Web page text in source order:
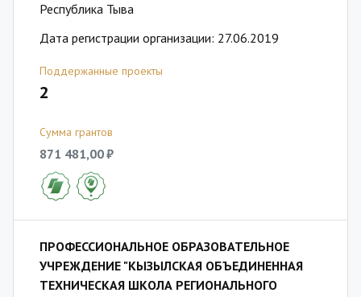
Республика Тыва
Дата регистрации организации: 27.06.2019
Поддержанные проекты
2
Сумма грантов
871 481,00 ₽
ПРОФЕССИОНАЛЬНОЕ ОБРАЗОВАТЕЛЬНОЕ
УЧРЕЖДЕНИЕ "КЫЗЫЛСКАЯ ОБЪЕДИНЕННАЯ
ТЕХНИЧЕСКАЯ ШКОЛА РЕГИОНАЛЬНОГО